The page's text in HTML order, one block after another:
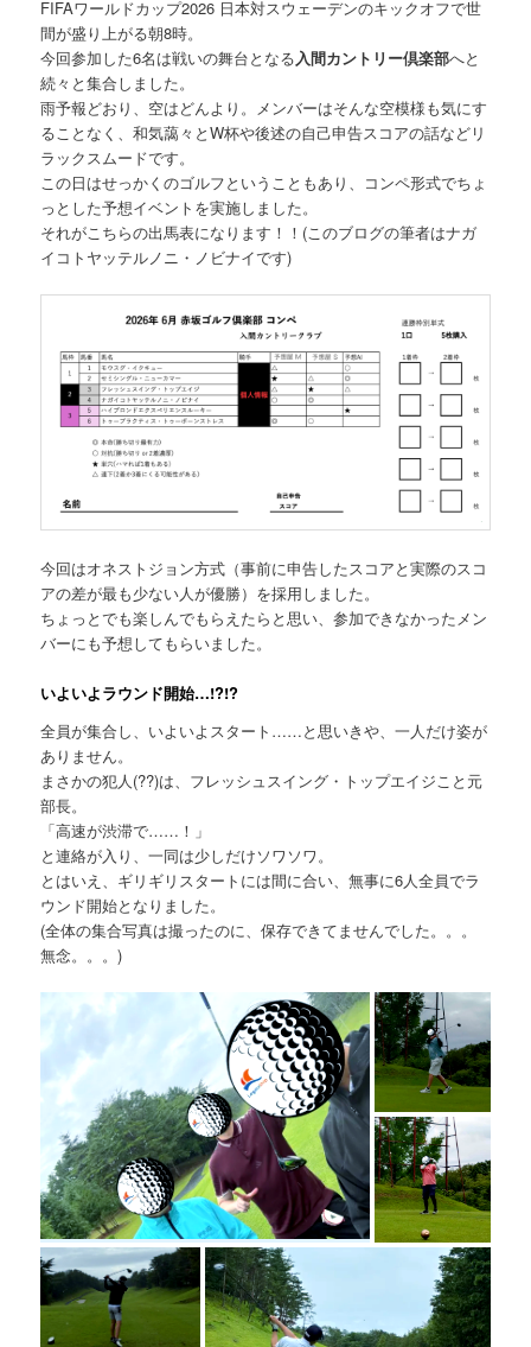
FIFAワールドカップ2026 日本対スウェーデンのキックオフで世
間が盛り上がる朝8時。
今回参加した6名は戦いの舞台となる入間カントリー倶楽部へと
続々と集合しました。
雨予報どおり、空はどんより。メンバーはそんな空模様も気にす
ることなく、和気藹々とW杯や後述の自己申告スコアの話などリ
ラックスムードです。
この日はせっかくのゴルフということもあり、コンペ形式でちょ
っとした予想イベントを実施しました。
それがこちらの出馬表になります！！(このブログの筆者はナガ
イコトヤッテルノニ・ノビナイです)
今回はオネストジョン方式（事前に申告したスコアと実際のスコ
アの差が最も少ない人が優勝）を採用しました。
ちょっとでも楽しんでもらえたらと思い、参加できなかったメン
バーにも予想してもらいました。
いよいよラウンド開始…!?!?
全員が集合し、いよいよスタート……と思いきや、一人だけ姿が
ありません。
まさかの犯人(??)は、フレッシュスイング・トップエイジこと元
部長。
「高速が渋滞で……！」
と連絡が入り、一同は少しだけソワソワ。
とはいえ、ギリギリスタートには間に合い、無事に6人全員でラ
ウンド開始となりました。
(全体の集合写真は撮ったのに、保存できてませんでした。。。
無念。。。)